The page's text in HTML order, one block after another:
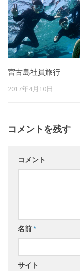
宮古島社員旅行
2017年4月10日
コメントを残す
コメント
名前*
サイト